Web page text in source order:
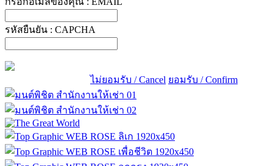
รหัสยืนยัน : CAPCHA
ไม่ยอมรับ / Cancel ยอมรับ / Confirm